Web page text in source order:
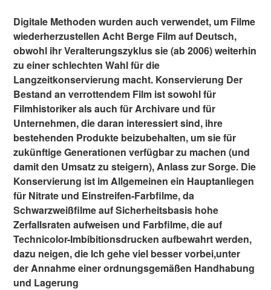
Digitale Methoden wurden auch verwendet, um Filme
wiederherzustellen Acht Berge Film auf Deutsch,
obwohl ihr Veralterungszyklus sie (ab 2006) weiterhin
zu einer schlechten Wahl für die
Langzeitkonservierung macht. Konservierung Der
Bestand an verrottendem Film ist sowohl für
Filmhistoriker als auch für Archivare und für
Unternehmen, die daran interessiert sind, ihre
bestehenden Produkte beizubehalten, um sie für
zukünftige Generationen verfügbar zu machen (und
damit den Umsatz zu steigern), Anlass zur Sorge. Die
Konservierung ist im Allgemeinen ein Hauptanliegen
für Nitrate und Einstreifen-Farbfilme, da
Schwarzweißfilme auf Sicherheitsbasis hohe
Zerfallsraten aufweisen und Farbfilme, die auf
Technicolor-Imbibitionsdrucken aufbewahrt werden,
dazu neigen, die Ich gehe viel besser vorbei,unter
der Annahme einer ordnungsgemäßen Handhabung
und Lagerung